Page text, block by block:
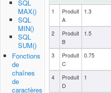
1
Produit
A
1.3
2
Produit
B
1.5
3
Produit
C
0.75
4
Produit
D
1
SQL
MAX()
SQL
MIN()
SQL
SUM()
Fonctions
de
chaînes
de
caractères